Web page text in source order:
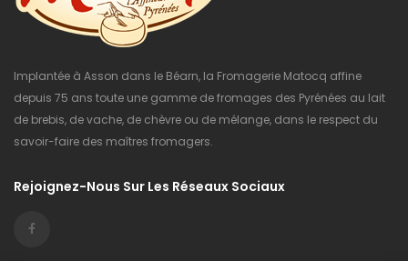
Implantée à Asson dans le Béarn, la Fromagerie Matocq affine
depuis 75 ans toute une gamme de fromages des Pyrénées au lait
de brebis, de vache, de chèvre ou de mélange, dans le respect du
savoir-faire des maîtres fromagers.
Rejoignez-Nous Sur Les Réseaux Sociaux